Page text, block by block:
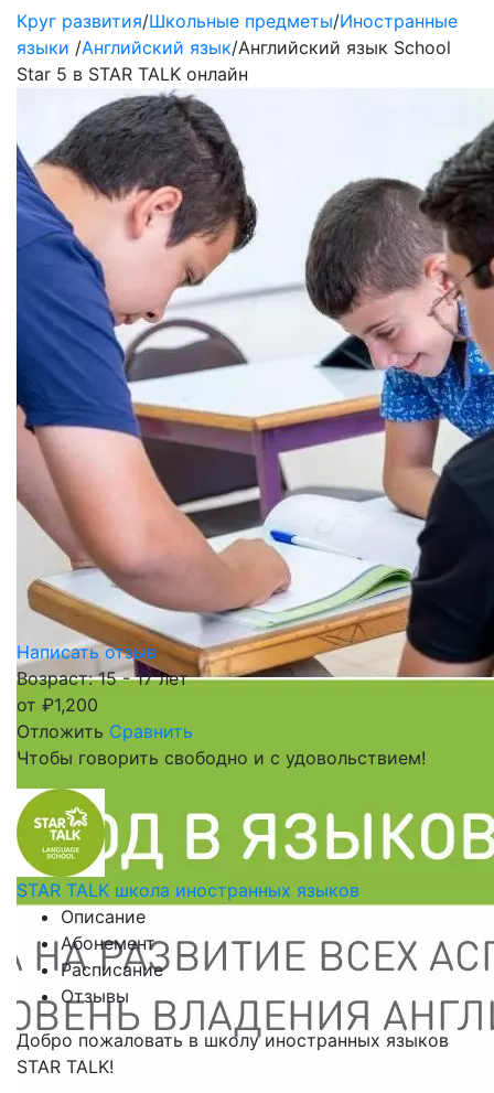
Круг развития/Школьные предметы/Иностранные
языки /Английский язык/Английский язык School
Star 5 в STAR TALK онлайн
Написать отзыв
Возраст: 15 - 17 лет
от ₽1,200
Отложить Сравнить
Чтобы говорить свободно и с удовольствием!
STAR TALK школа иностранных языков
Описание
Абонемент
Расписание
Отзывы
Добро пожаловать в школу иностранных языков
STAR TALK!